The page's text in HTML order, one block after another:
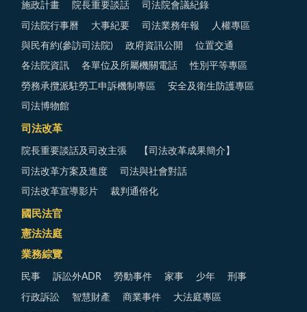
施政計畫 院長重要談話 司法院會議紀錄
司法院行事曆 大事紀要 司法業務年報 人權專區
與民有約(參訪司法院) 政府資訊公開 位置交通
各法院資訊 各單位及所屬機關電話 性別平等專區
勞務承攬派駐勞工申訴機制專區 安全及衛生防護專區
司法博物館
司法改革
院長重要談話及司改主張 【司法改革成果簡介】
司法改革方案及進度 司法與社會對話
司法改革宣導影片 裁判通俗化
國民法官
憲法法庭
業務綜覽
民事 訴訟外ADR 勞動事件 家事 少年 刑事
行政訴訟 智慧財產 商業事件 大法庭專區